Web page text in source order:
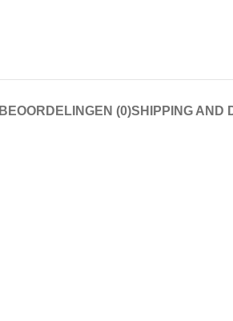
BEOORDELINGEN (0)SHIPPING AND